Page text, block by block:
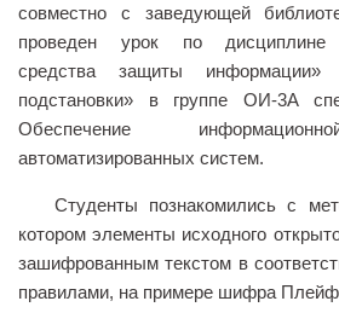
Абитуриенту
Рейтинговые списки
Рекомендованные к зачислению
Приказы о зачислении
Личный кабинет
Расписание учебных занятий
совместно с заведующей
проведен урок по дисциплине
средства защиты
подстановки» в группе ОИ-3А
Обеспечение
автоматизированных систем.
Студенты познакомились с
котором элементы исходного
зашифрованным текстом в
правилами, на примере шифра